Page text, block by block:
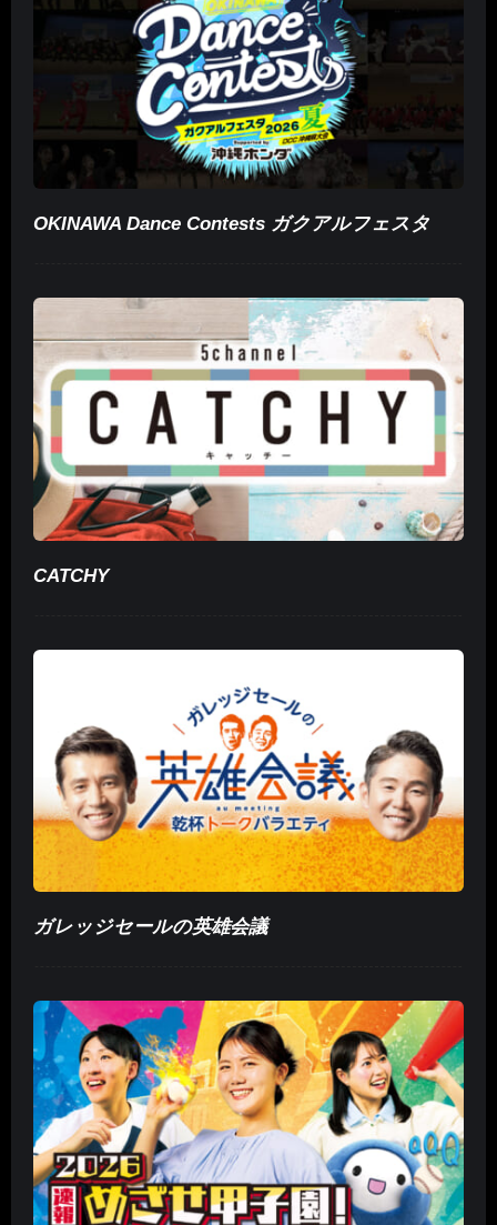
OKINAWA Dance Contests ガクアルフェスタ
CATCHY
ガレッジセールの英雄会議